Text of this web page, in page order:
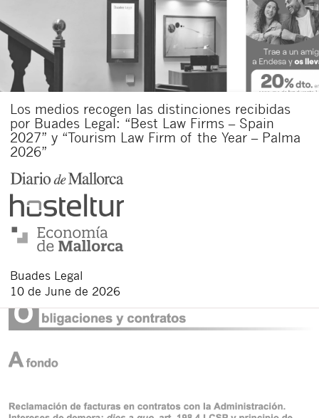
Los medios recogen las distinciones recibidas
por Buades Legal: “Best Law Firms – Spain
2027” y “Tourism Law Firm of the Year – Palma
2026”
Buades Legal
10 de June de 2026